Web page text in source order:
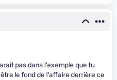
pas dans l'exemple que tu
le fond de l'affaire derrière ce